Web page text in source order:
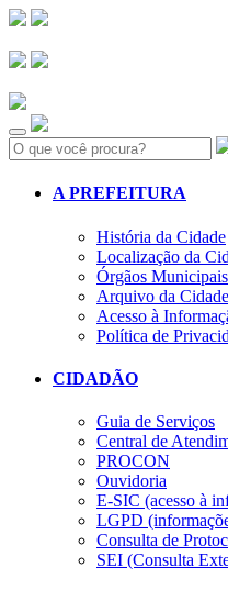
Search:
A PREFEITURA
História da Cidade
Localização da
Órgãos Municipais
Arquivo da Cidade
Acesso à
Política de
CIDADÃO
Guia de Serviços
Central de
PROCON
Ouvidoria
E-SIC (acesso à
LGPD
Consulta de
SEI (Consulta